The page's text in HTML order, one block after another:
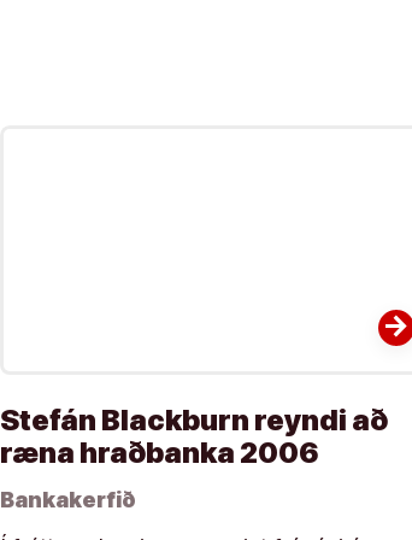
arrow_forward
Stefán Blackburn reyndi að
ræna hraðbanka 2006
Bankakerfið